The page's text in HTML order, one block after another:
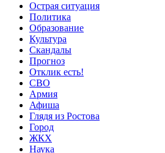
Острая ситуация
Политика
Образование
Культура
Скандалы
Прогноз
Отклик есть!
СВО
Армия
Афиша
Глядя из Ростова
Город
ЖКХ
Наука